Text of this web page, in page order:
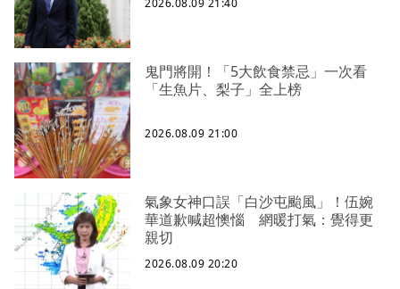
2026.08.09 21:40
鬼門將開！「5大飲食禁忌」一次看
「生魚片、梨子」全上榜
2026.08.09 21:00
氣象女神口誤「白沙屯颱風」！伍婉
華道歉喊超懊惱 網暖打氣：覺得更
親切
2026.08.09 20:20